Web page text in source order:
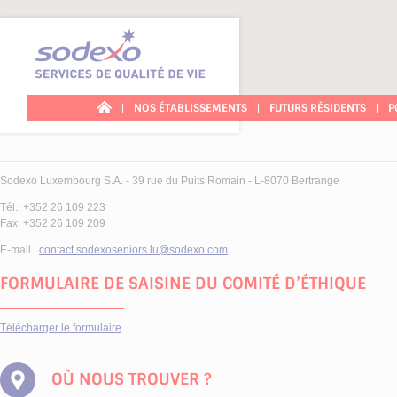
NOS ÉTABLISSEMENTS FUTURS RÉSIDENTS
Sodexo Luxembourg S.A. - 39 rue du Puits Romain - L-8070 Bertrange
Tél.: +352 26 109 223
Fax: +352 26 109 209
E-mail : contact.sodexoseniors.lu@sodexo.com
FORMULAIRE DE SAISINE DU COMITÉ D’ÉTHIQUE
Télécharger le formulaire
OÙ NOUS TROUVER ?